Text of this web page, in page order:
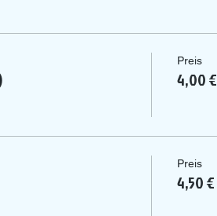
Preis
4,00 €
Preis
4,50 €